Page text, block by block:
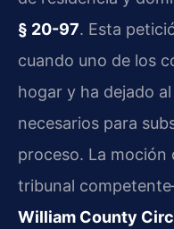
§ 20-97. Esta
cuando uno de los
hogar y ha dejado
necesarios para
proceso. La moción
tribunal
William County